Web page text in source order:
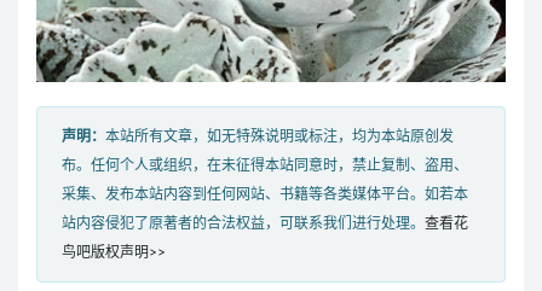
声明： 本站所有文章，如无特殊说明或标注，均为本站原创发
布。任何个人或组织，在未征得本站同意时，禁止复制、盗用、
采集、发布本站内容到任何网站、书籍等各类媒体平台。如若本
站内容侵犯了原著者的合法权益，可联系我们进行处理。 查看花
鸟吧版权声明>>